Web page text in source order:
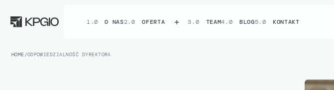
1.0 O NAS2.0 OFERTA 3.0 TEAM4.0 BLOG5.0 KONTAKT
HOME/ODPOWIEDZIALNOŚĆ DYREKTORA